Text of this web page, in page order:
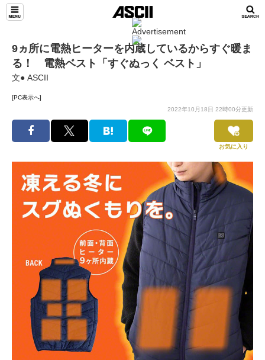
9ヵ所に電熱ヒーターを内蔵しているからすぐ暖ま
る！ 電熱ベスト「すぐぬっく ベスト」
文● ASCII
[PC表示へ]
2022年10月18日 22時00分更新
お気に入り